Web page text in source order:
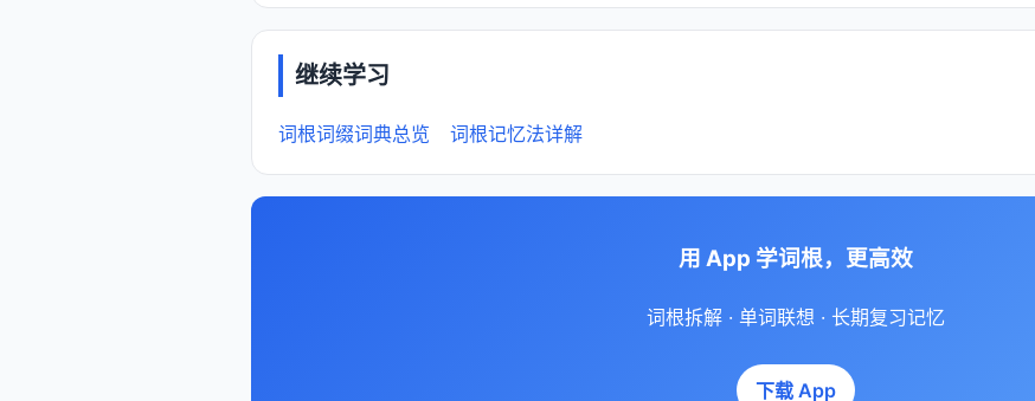
继续学习
词根词缀词典总览 词根记忆法详解
用 App 学词根，更高效
词根拆解 · 单词联想 · 长期复习记忆
下载 App